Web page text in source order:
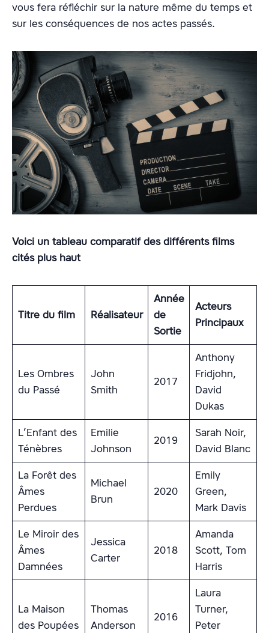
vous fera réfléchir sur la nature même du temps et
sur les conséquences de nos actes passés.
Voici un tableau comparatif des différents films
cités plus haut
Titre du film Réalisateur
Année
de
Sortie
Acteurs
Principaux
Les Ombres
du Passé
John
Smith
2017
Anthony
Fridjohn,
David
Dukas
L’Enfant des
Ténèbres
Emilie
Johnson
2019
Sarah Noir,
David Blanc
La Forêt des
Âmes
Perdues
Michael
Brun
2020
Emily
Green,
Mark Davis
Le Miroir des
Âmes
Damnées
Jessica
Carter
2018
Amanda
Scott, Tom
Harris
La Maison
des Poupées
Thomas
Anderson
2016
Laura
Turner,
Peter